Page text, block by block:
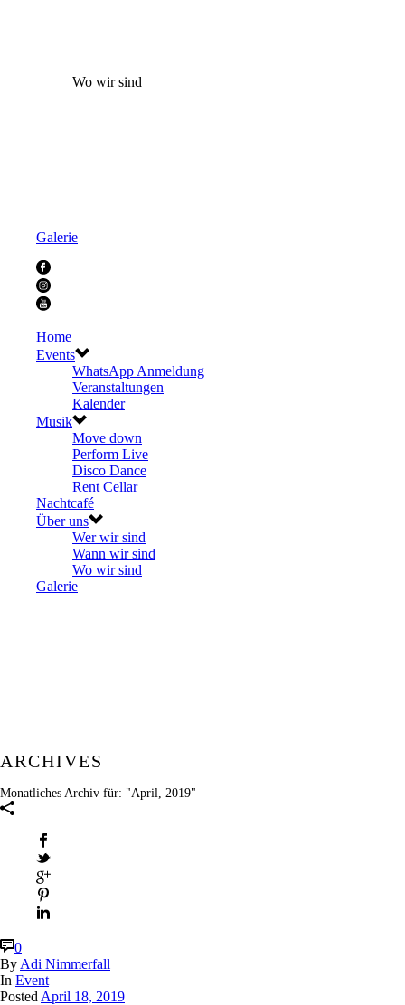
Wo wir sind
Galerie
Home
Events
WhatsApp Anmeldung
Veranstaltungen
Kalender
Musik
Move down
Perform Live
Disco Dance
Rent Cellar
Nachtcafé
Über uns
Wer wir sind
Wann wir sind
Wo wir sind
Galerie
ARCHIVES
Monatliches Archiv für: "April, 2019"
0
By Adi Nimmerfall
In Event
Posted April 18, 2019